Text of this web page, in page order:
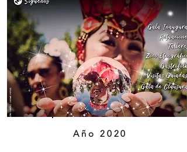
Año 2020